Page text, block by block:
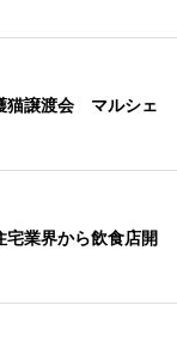
猫譲渡会 マルシェ
業界から飲食店開